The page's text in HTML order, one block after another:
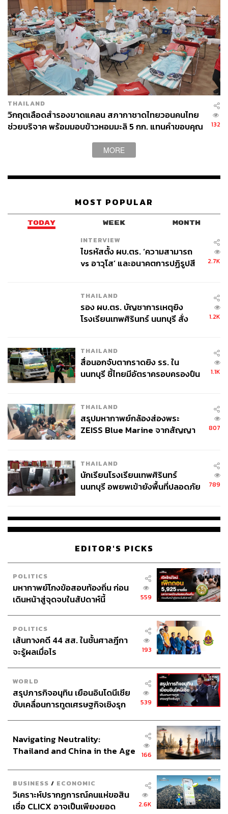
THAILAND
วิกฤตเลือดสำรองขาดแคลน สภากาชาดไทยวอนคนไทย
ช่วยบริจาค พร้อมมอบข้าวหอมมะลิ 5 กก. แทนคำขอบคุณ
132
MORE
MOST POPULAR
TODAY WEEK MONTH
INTERVIEW
ไขรหัสตั้ง ผบ.ตร. ‘ความสามารถ
vs อาวุโส’ และอนาคตการปฏิรูปสี
2.7K
THAILAND
รอง ผบ.ตร. บัญชาการเหตุยิง
โรงเรียนเทพศิรินทร์ นนทบุรี สั่ง
1.2K
THAILAND
สื่อนอกจับตากราดยิง รร. ใน
นนทบุรี ชี้ไทยมีอัตราครอบครองปืน
1.1K
THAILAND
สรุปมหากาพย์กล้องส่องพระ
ZEISS Blue Marine จากสัญญา
จ่ายหนี้-แอบระบุแบรนด์
807
THAILAND
นักเรียนโรงเรียนเทพศิรินทร์
นนทบุรี อพยพเข้ายังพื้นที่ปลอดภัย
789
EDITOR'S PICKS
POLITICS
มหากาพย์โกงข้อสอบท้องถิ่น ก่อน
เดินหน้าสู่จุดจบในสัปดาห์นี้
559
POLITICS
เส้นทางคดี 44 สส. ในชั้นศาลฎีกา
จะรู้ผลเมื่อไร
193
WORLD
สรุปภารกิจอนุทิน เยือนอินโดนีเซีย
ขับเคลื่อนการทูตเศรษฐกิจเชิงรุก
539
Navigating Neutrality:
Thailand and China in the Age
166
BUSINESS / ECONOMIC
วิเคราะห์ปรากฏการณ์คนแห่ขอสิน
เชื่อ CLICX อาจเป็นเพียงยอด
2.6K